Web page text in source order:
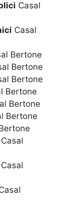
Casal
Casal
Bertone
Bertone
Bertone
Bertone
Bertone
Bertone
Casal
Casal